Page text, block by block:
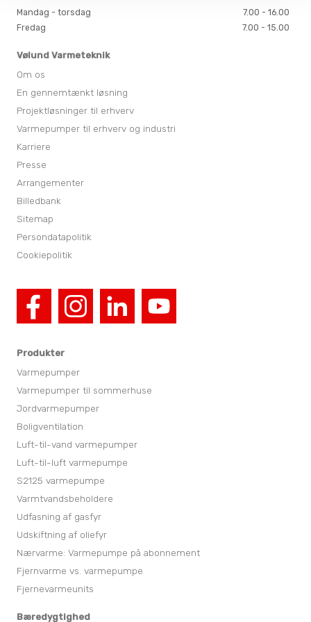
Produkter
Varmepumper
Varmepumper til sommerhuse
Jordvarmepumper
Boligventilation
Luft-til-vand varmepumper
Luft-til-luft varmepumpe
S2125 varmepumpe
Varmtvandsbeholdere
Udfasning af gasfyr
Udskiftning af oliefyr
Nærvarme: Varmepumpe på abonnement
Fjernvarme vs. varmepumpe
Fjernevarmeunits
Bæredygtighed
Mandag - torsdag
7.00 - 16.00
Fredag
7.00 - 15.00
Vølund Varmeteknik
Om os
En gennemtænkt løsning
Projektløsninger til erhverv
Varmepumper til erhverv og industri
Karriere
Presse
Arrangementer
Billedbank
Sitemap
Persondatapolitik
Cookiepolitik